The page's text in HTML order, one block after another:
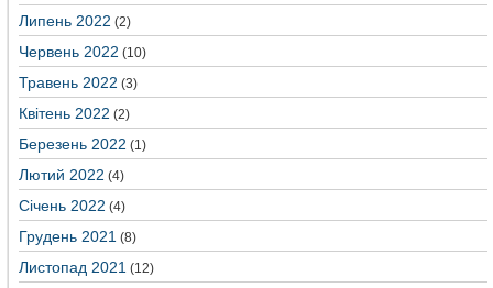
Липень 2022 (2)
Червень 2022 (10)
Травень 2022 (3)
Квітень 2022 (2)
Березень 2022 (1)
Лютий 2022 (4)
Січень 2022 (4)
Грудень 2021 (8)
Листопад 2021 (12)